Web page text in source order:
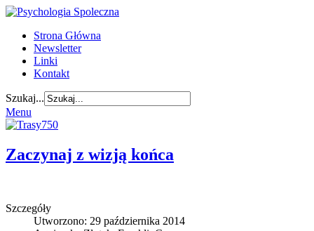
Strona Główna
Newsletter
Linki
Kontakt
Szukaj...
Menu
Zaczynaj z wizją końca
Szczegóły
Utworzono: 29 października 2014